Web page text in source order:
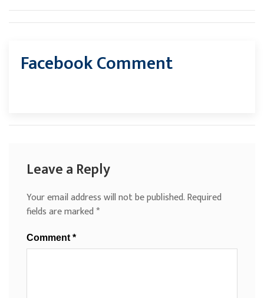
Facebook Comment
Leave a Reply
Your email address will not be published.Required
fields are marked*
Comment *